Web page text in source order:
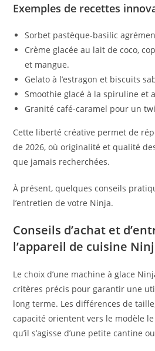
Exemples de recettes
Sorbet pastèque-basilic
Crème glacée au lait de coco,
et mangue.
Gelato à l’estragon et biscuits
Smoothie glacé à la spiruline et
Granité café-caramel pour un
Cette liberté créative permet de
de 2026, où originalité et qualité
que jamais recherchées.
À présent, quelques conseils
l’entretien de votre Ninja.
Conseils d’achat et
l’appareil de cuisine
Le choix d’une machine à glace
critères précis pour garantir une
long terme. Les différences de
capacité orientent vers le modèle
qu’il s’agisse d’une petite cantine